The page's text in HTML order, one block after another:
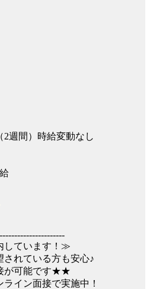
週間）時給変動なし
しています！≫
されている方も安心♪
が可能です★★
イン面接で実施中！